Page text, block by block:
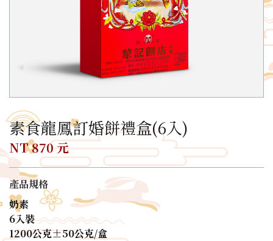
素食龍鳳訂婚餅禮盒(6入)
NT 870 元
產品規格
奶素
6入裝
1200公克±50公克/盒